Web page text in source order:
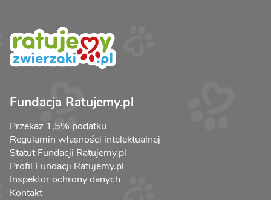
Fundacja Ratujemy.pl
Przekaż 1,5% podatku
Regulamin własności intelektualnej
Statut Fundacji Ratujemy.pl
Profil Fundacji Ratujemy.pl
Inspektor ochrony danych
Kontakt